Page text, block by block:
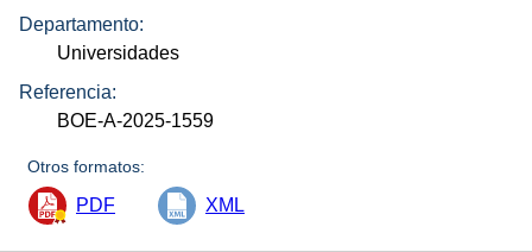
Departamento:
Universidades
Referencia:
BOE-A-2025-1559
Otros formatos:
PDF XML